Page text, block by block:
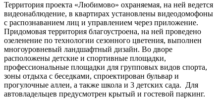
Территория проекта «Любимово» охраняемая, на ней ведется
видеонаблюдение, в квартирах установлены видеодомофоны
с распознаванием лиц и управлением через приложение.
Придомовая территория благоустроена, на ней проведено
озеленение по технологии сезонного цветения, выполнен
многоуровневый ландшафтный дизайн. Во дворе
расположены детские и спортивные площадки,
профессиональные площадки для групповых видов спорта,
зоны отдыха с беседками, спроектирован бульвар и
прогулочные аллеи, а также школа и 3 детских сада. Для
автовладельцев предусмотрен крытый и гостевой паркинг.